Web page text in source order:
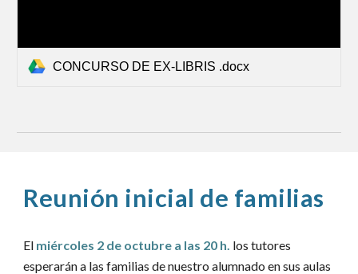
CONCURSO DE EX-LIBRIS .docx
Reunión inicial de familias
El miércoles 2 de octubre a las 20 h. los tutores
esperarán a las familias de nuestro alumnado en sus aulas